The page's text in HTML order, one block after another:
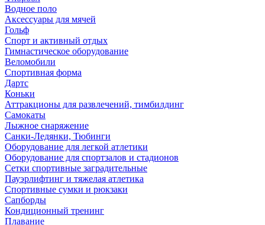
Водное поло
Аксессуары для мячей
Гольф
Спорт и активный отдых
Гимнастическое оборудование
Веломобили
Спортивная форма
Дартс
Коньки
Аттракционы для развлечений, тимбилдинг
Самокаты
Лыжное снаряжение
Санки-Ледянки, Тюбинги
Оборудование для легкой атлетики
Оборудование для спортзалов и стадионов
Сетки спортивные заградительные
Пауэрлифтинг и тяжелая атлетика
Спортивные сумки и рюкзаки
Сапборды
Кондиционный тренинг
Плавание